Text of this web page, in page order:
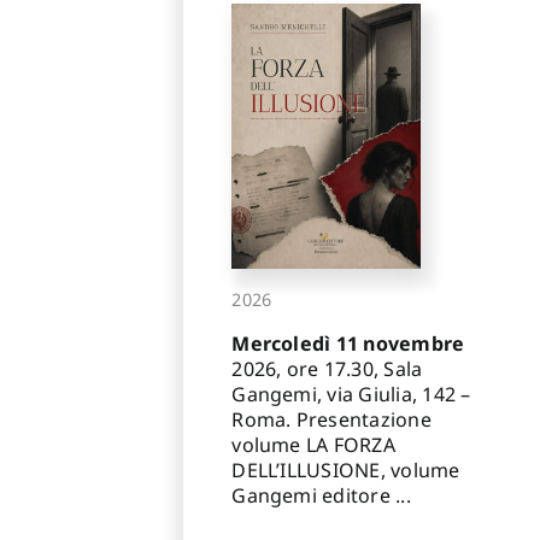
2026
Mercoledì 11 novembre
2026, ore 17.30, Sala
Gangemi, via Giulia, 142 –
Roma. Presentazione
volume LA FORZA
DELL’ILLUSIONE, volume
Gangemi editore ...